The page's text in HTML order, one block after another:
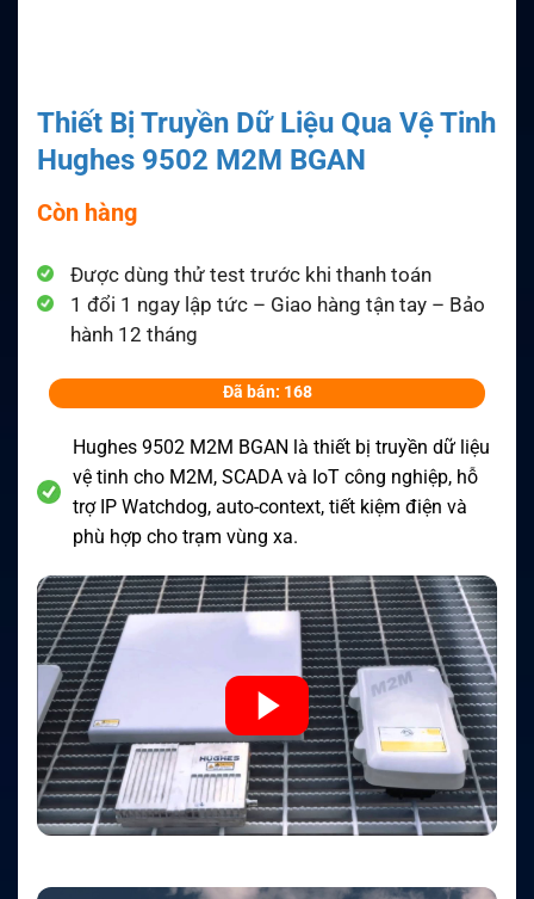
Thiết Bị Truyền Dữ Liệu Qua Vệ Tinh
Hughes 9502 M2M BGAN
Còn hàng
Được dùng thử test trước khi thanh toán
1 đổi 1 ngay lập tức – Giao hàng tận tay – Bảo
hành 12 tháng
Đã bán: 168
Hughes 9502 M2M BGAN là thiết bị truyền dữ liệu
vệ tinh cho M2M, SCADA và IoT công nghiệp, hỗ
trợ IP Watchdog, auto-context, tiết kiệm điện và
phù hợp cho trạm vùng xa.